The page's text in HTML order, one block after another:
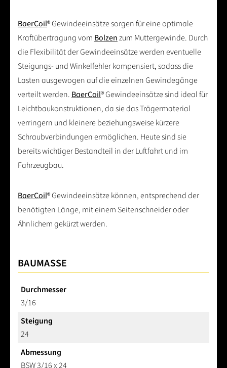
BaerCoil® Gewindeeinsätze sorgen für eine optimale
Kraftübertragung vom Bolzenzum Muttergewinde. Durch
die Flexibilität der Gewindeeinsätze werden eventuelle
Steigungs- und Winkelfehler kompensiert, sodass die
Lasten ausgewogen auf die einzelnen Gewindegänge
verteilt werden. BaerCoil® Gewindeeinsätze sind ideal für
Leichtbaukonstruktionen, da sie das Trägermaterial
verringern und kleinere beziehungsweise kürzere
Schraubverbindungen ermöglichen. Heute sind sie
bereits wichtiger Bestandteil in der Luftfahrt und im
Fahrzeugbau.
BaerCoil® Gewindeeinsätze können, entsprechend der
benötigten Länge, mit einem Seitenschneider oder
Ähnlichem gekürzt werden.
BAUMASSE
Durchmesser
3/16
Steigung
24
Abmessung
BSW 3/16 x 24